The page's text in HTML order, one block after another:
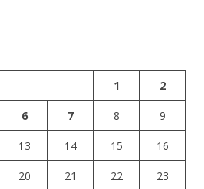
1
2
6 7 8
9
13 14 15
16
20 21 22
23